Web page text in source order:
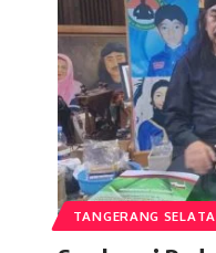
TANGERANG